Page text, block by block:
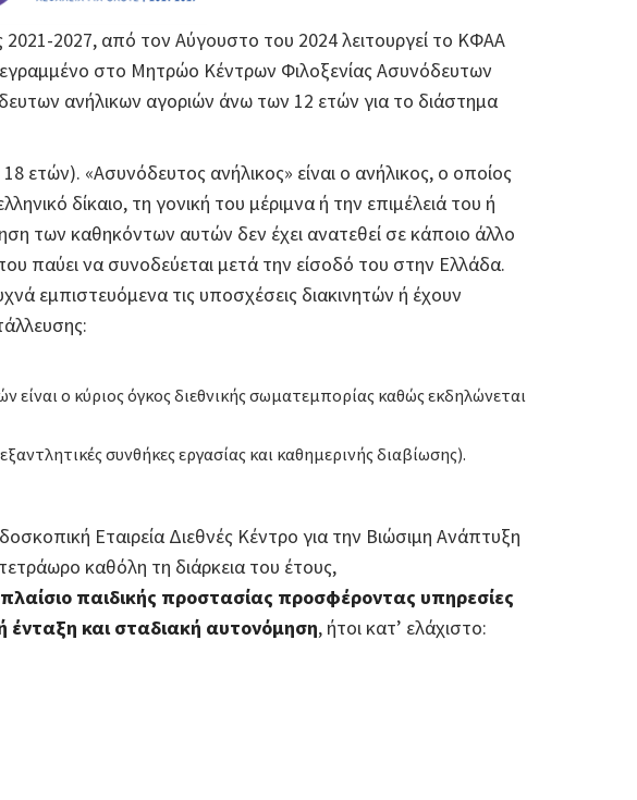
2027, από τον Αύγουστο του 2024 λειτουργεί το ΚΦΑΑ
στο Μητρώο Κέντρων Φιλοξενίας Ασυνόδευτων
ανήλικων αγοριών άνω των 12 ετών για το διάστημα
18 ετών). «Ασυνόδευτος ανήλικος» είναι ο ανήλικος, ο οποίος
δίκαιο, τη γονική του μέριμνα ή την επιμέλειά του ή
των καθηκόντων αυτών δεν έχει ανατεθεί σε κάποιο άλλο
παύει να συνοδεύεται μετά την είσοδό του στην Ελλάδα.
εμπιστευόμενα τις υποσχέσεις διακινητών ή έχουν
είναι ο κύριος όγκος διεθνικής σωματεμπορίας καθώς εκδηλώνεται
συνθήκες εργασίας και καθημερινής διαβίωσης).
Εταιρεία Διεθνές Κέντρο για την Βιώσιμη Ανάπτυξη
καθόλη τη διάρκεια του έτους,
παιδικής προστασίας προσφέροντας υπηρεσίες
ένταξη και σταδιακή αυτονόμηση, ήτοι κατ’ ελάχιστο: